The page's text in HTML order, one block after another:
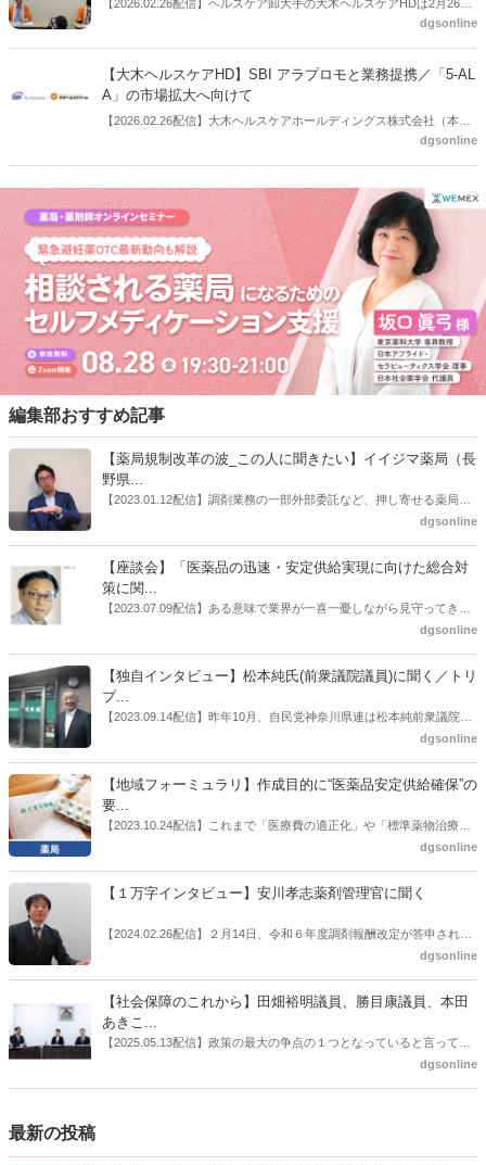
【2026.02.26配信】ヘルスケア卸大手の大木ヘルスケアHDは2月26日
に会見を開いた。「２０２６ＯＨＫＩ春夏用カテゴリー提案商談会」
を行ったもの。
dgsonline
【大木ヘルスケアHD】SBI アラプロモと業務提携／「5-AL
A」の市場拡大へ向けて
【2026.02.26配信】大木ヘルスケアホールディングス株式会社（本
社：東京都文京区、代表取締役：松井秀正氏）は2月24日、健康食品
い、5-アミノレブリン酸リン酸塩（以下、「5-ALA」）を活用したヘ
ルスケア市場の拡大に向けた戦略的協業を開始することと発表した。
dgsonline
編集部おすすめ記事
【薬局規制改革の波_この人に聞きたい】イイジマ薬局（長
野県...
【2023.01.12配信】調剤業務の一部外部委託など、押し寄せる薬局業
界への規制改革の波。この規制改革の波を薬局業界はどう受け止めた
はないだろうか。本紙ではこうした問題について、厚労省「薬局薬剤
師の業務及び薬局の機能に関するワーキンググループ」に参考人とし
ても出席していたイイジマ薬局（長野県上田市）開設者である飯島裕
dgsonline
【座談会】「医薬品の迅速・安定供給実現に向けた総合対
策に関...
【2023.07.09配信】ある意味で業界が一喜一憂しながら見守ってきた
厚労省「医薬品の迅速・安定供給実現に向けた総合対策に関する有識
書がとりまとめられた。ドラビズon-lineでは検討会を総括する目的で
厚労省医政局医薬産業振興・医療情報企画課長（医薬産業振興・医療
情報企画課セルフケア・セルフメディケーション推進室長併任）安藤
公一氏や青山学院大学名誉教授の三村優美子氏、 日本保険薬局協会医
dgsonline
【独自インタビュー】松本純氏(前衆議院議員)に聞く／トリ
プ...
【2023.09.14配信】昨年10月、自民党神奈川県連は松本純前衆議院議
員を「自民党神奈川1区」（横浜市中区・磯子区・金沢区）の支部長
候補の前提となるもの。薬剤師に関わる政策に広く・深く関わってき
た同氏の復活に向けた薬剤師業界の期待には熱いものがある。不透明
感の払拭できない医療・介護・障害者サービスのトリプル改定等へ
の、薬剤師業界の強い危機感の裏返しといってもいいだろう。本稿で
dgsonline
【地域フォーミュラリ】作成目的に“医薬品安定供給確保”の
要...
【2023.10.24配信】これまで「医療費の適正化」や「標準薬物治療の
推進」などが目的とされることが多かった地域フォーミュラリの作
た。医薬品の安定供給確保だ。10月22日に開かれた「日本フォーミュ
飯田市）は、会員薬局から安定供給確保への強い要望があったことを
受け、安定供給確保が見込めるPPI３成分について銘柄を含めて選定
dgsonline
【１万字インタビュー】安川孝志薬剤管理官に聞く
【2024.02.26配信】２月14日、令和６年度調剤報酬改定が答申され
た。本紙では、厚生労働省保険局医療課・薬剤管理官の安川孝志氏
dgsonline
【社会保障のこれから】田畑裕明議員、勝目康議員、本田
あきこ...
【2025.05.13配信】政策の最大の争点の１つとなっていると言っても
よいのが社会保障のこれからのあり方だ。特に与党では、政府関係者
dgsonline
最新の投稿